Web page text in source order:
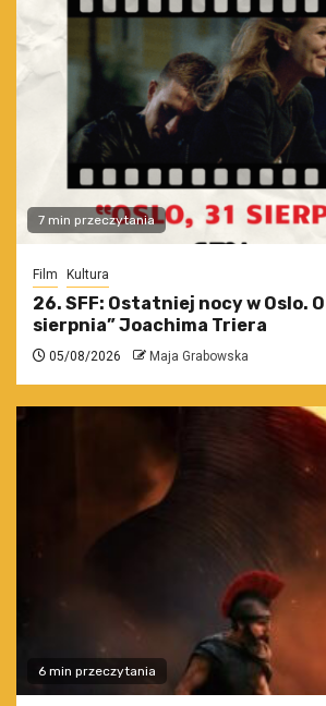
7 min przeczytania
Film Kultura
26. SFF: Ostatniej nocy w Oslo. O
sierpnia” Joachima Triera
05/08/2026 Maja Grabowska
6 min przeczytania